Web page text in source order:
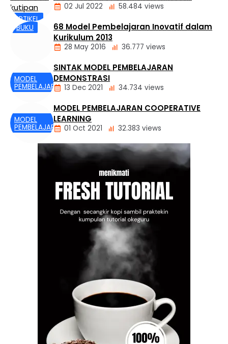
ARTIKEL
KURIKULUM
MERDEKA
02 Jul 2022 58.484 views
BUKU
68 Model Pembelajaran Inovatif dalam
Kurikulum 2013
28 May 2016 36.777 views
MODEL
PEMBELAJARAN
SINTAK MODEL PEMBELAJARAN
DEMONSTRASI
13 Dec 2021 34.734 views
MODEL
PEMBELAJARAN
MODEL PEMBELAJARAN COOPERATIVE
LEARNING
01 Oct 2021 32.383 views